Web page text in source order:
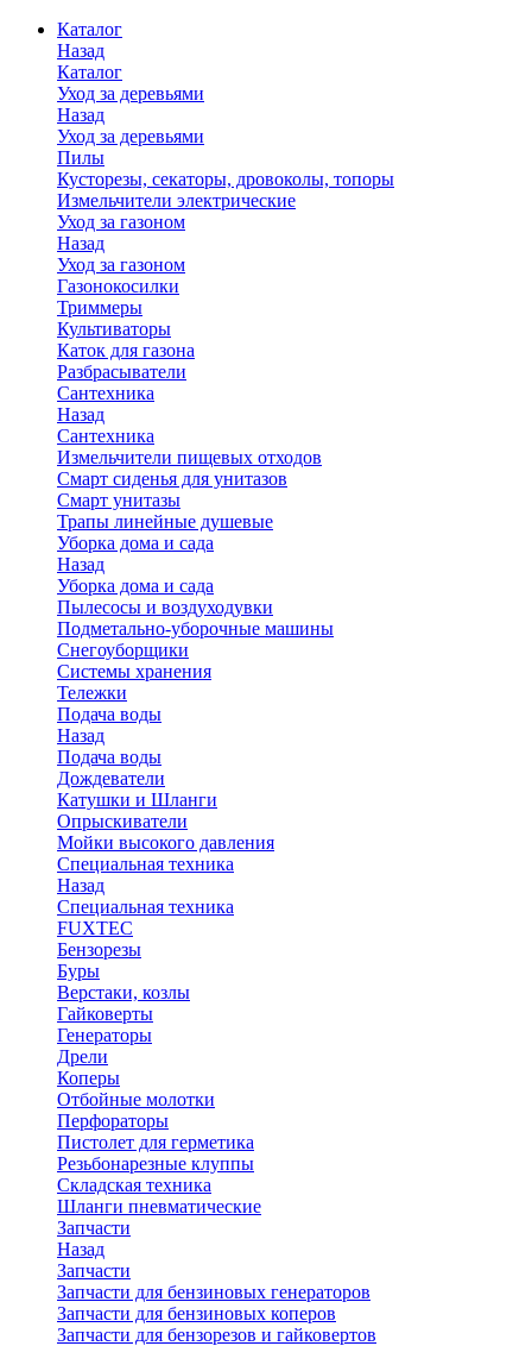
Каталог
Назад
Каталог
Уход за деревьями
Назад
Уход за деревьями
Пилы
Кусторезы, секаторы, дровоколы, топоры
Измельчители электрические
Уход за газоном
Назад
Уход за газоном
Газонокосилки
Триммеры
Культиваторы
Каток для газона
Разбрасыватели
Сантехника
Назад
Сантехника
Измельчители пищевых отходов
Смарт сиденья для унитазов
Смарт унитазы
Трапы линейные душевые
Уборка дома и сада
Назад
Уборка дома и сада
Пылесосы и воздуходувки
Подметально-уборочные машины
Снегоуборщики
Системы хранения
Тележки
Подача воды
Назад
Подача воды
Дождеватели
Катушки и Шланги
Опрыскиватели
Мойки высокого давления
Специальная техника
Назад
Специальная техника
FUXTEC
Бензорезы
Буры
Верстаки, козлы
Гайковерты
Генераторы
Дрели
Коперы
Отбойные молотки
Перфораторы
Пистолет для герметика
Резьбонарезные клуппы
Складская техника
Шланги пневматические
Запчасти
Назад
Запчасти
Запчасти для бензиновых генераторов
Запчасти для бензиновых коперов
Запчасти для бензорезов и гайковертов